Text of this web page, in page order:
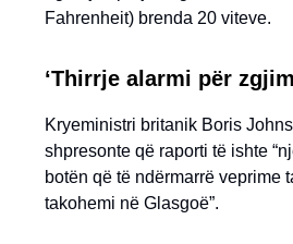
Fahrenheit) brenda 20 viteve.
‘Thirrje alarmi për
Kryeministri britanik Boris
shpresonte që raporti të ishte
botën që të ndërmarrë veprime
takohemi në Glasgoë”.